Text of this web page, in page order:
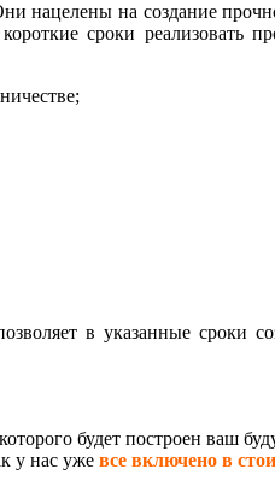
нацелены на создание
сроки реализовать
в указанные
будет построен
у нас уже все включено в